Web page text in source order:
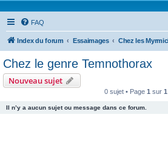
FAQ
Index du forum Essaimages Chez les
Chez le genre Temnothorax
Nouveau sujet
0 sujet • Page 1 sur 1
Il n’y a aucun sujet ou message dans ce forum.